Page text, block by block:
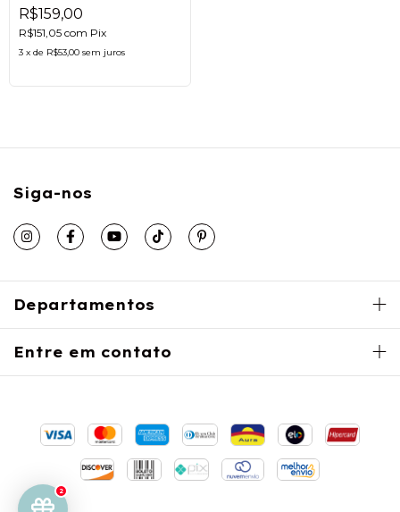
2
R$159,00
R$151,05 com Pix
3 x de R$53,00 sem juros
Siga-nos
Departamentos
Entre em contato